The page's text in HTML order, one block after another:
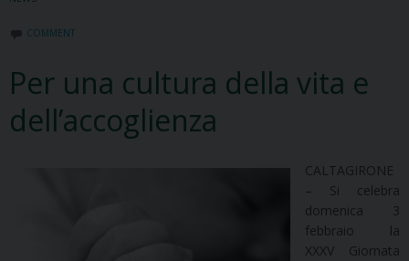
COMMENT
Per una cultura della vita e
dell’accoglienza
CALTAGIRONE
– Si celebra
domenica 3
febbraio la
XXXV Giornata